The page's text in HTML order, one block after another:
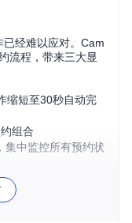
经难以应对。Cam
流程，带来三大显
缩短至30秒自动完
组合
集中监控所有预约状